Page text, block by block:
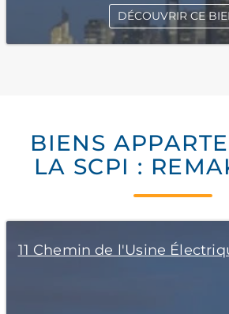
DÉCOUVRIR CE
BIENS
LA SCPI :
11 Chemin de l'Usine